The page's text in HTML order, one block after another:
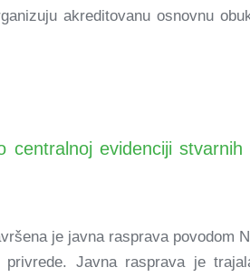
akreditovanu osnovnu
centralnoj evidenciji
je javna rasprava povodom
Javna rasprava je